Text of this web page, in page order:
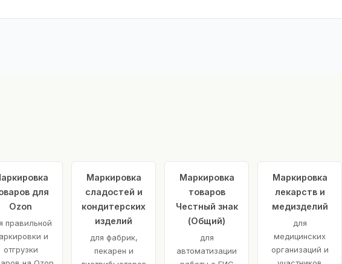
для
Ozon
правильной
и
отгрузки
Маркировка
сладостей и
кондитерских
изделий
для фабрик,
пекарен и
Маркировка
товаров
Честный знак
(Общий)
для
автоматизации
Маркировка
лекарств и
медизделий
для
медицинских
организаций и